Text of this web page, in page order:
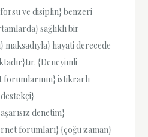
ve disiplin} benzeri
sağlıklı bir
hayati derecede
{Deneyimli
istikrarlı
destekçi}
denetim}
forumları} {çoğu zaman}